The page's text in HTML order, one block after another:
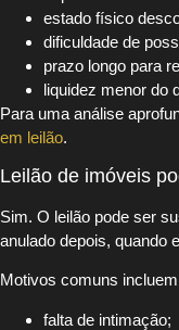
estado físico
dificuldade de
prazo longo para
liquidez menor do
Para uma análise
em leilão.
Leilão de imóveis
Sim. O leilão pode ser
anulado depois, quando
Motivos comuns
falta de intimação;